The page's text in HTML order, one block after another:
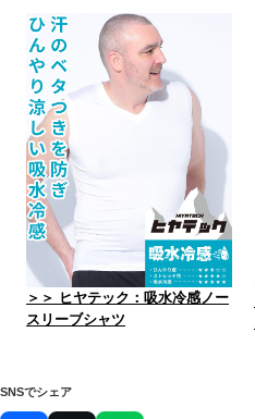
＞＞ ヒヤテック：吸水冷感ノー
スリーブシャツ
SNSでシェア